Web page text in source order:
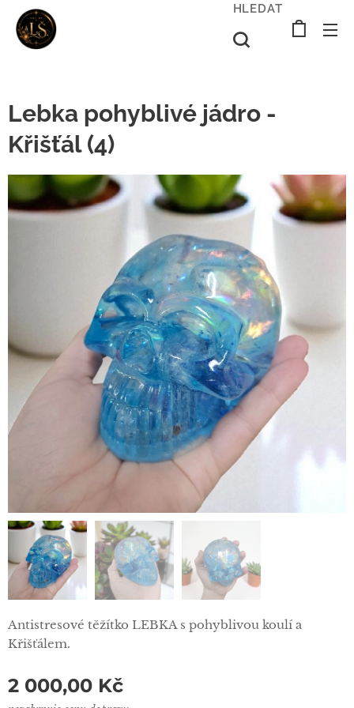
HLEDAT
Lebka pohyblivé jádro -
Křišťál (4)
Antistresové těžítko LEBKA s pohyblivou koulí a
Křišťálem.
2 000,00 Kč